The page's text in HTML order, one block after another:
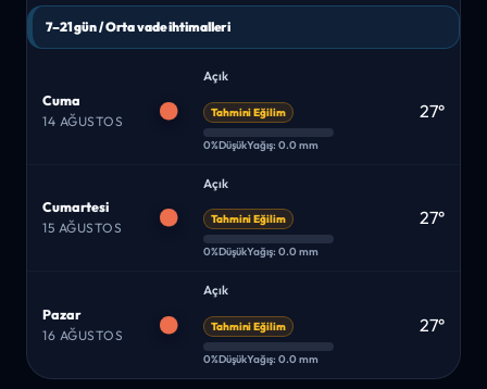
7–21 gün / Orta vade ihtimalleri
Cuma
14 AĞUSTOS
Açık
Tahmini Eğilim
0%DüşükYağış: 0.0 mm
27°
Cumartesi
15 AĞUSTOS
Açık
Tahmini Eğilim
0%DüşükYağış: 0.0 mm
27°
Pazar
16 AĞUSTOS
Açık
Tahmini Eğilim
0%DüşükYağış: 0.0 mm
27°